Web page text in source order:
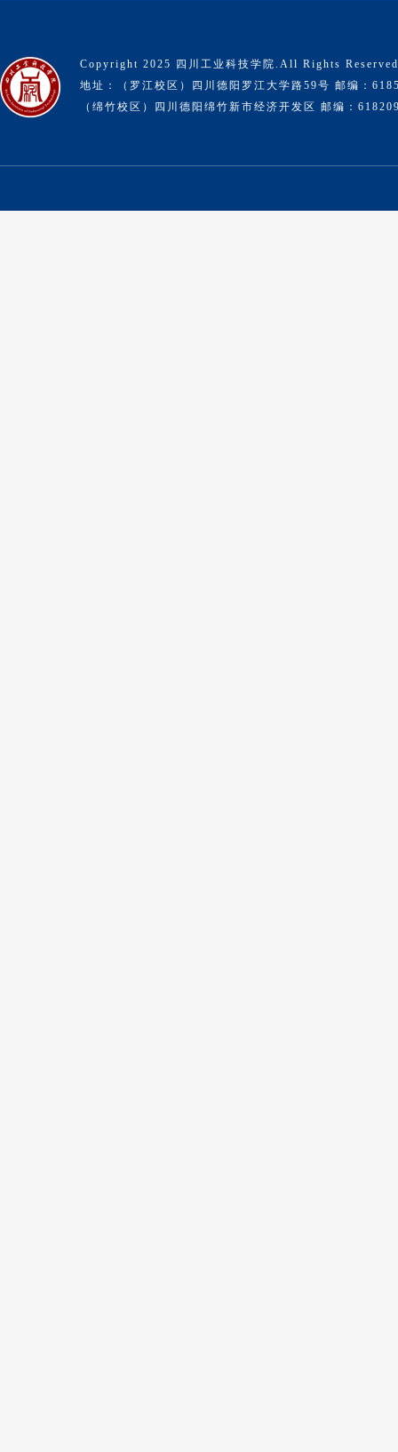
Copyright 2025 四川工业科技学院.All Rights
地址：（罗江校区）四川德阳罗江大学路59号 邮编：
（绵竹校区）四川德阳绵竹新市经济开发区 邮编：